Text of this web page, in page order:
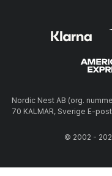
Nordic Nest AB (org.
70 KALMAR, Sverige E-
© 2002 -